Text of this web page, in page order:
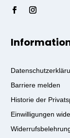
Barriere melden
Historie der
Einwilligungen